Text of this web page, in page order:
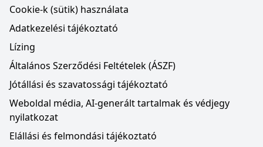
Cookie-k (sütik) használata
Adatkezelési tájékoztató
Lízing
Általános Szerződési Feltételek (ÁSZF)
Jótállási és szavatossági tájékoztató
Weboldal média, AI-generált tartalmak és védjegy
nyilatkozat
Elállási és felmondási tájékoztató